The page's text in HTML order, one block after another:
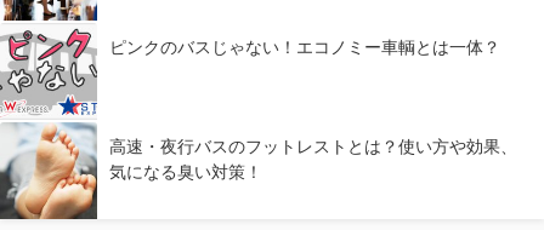
ピンクのバスじゃない！エコノミー車輌とは一体？
高速・夜行バスのフットレストとは？使い方や効果、
気になる臭い対策！